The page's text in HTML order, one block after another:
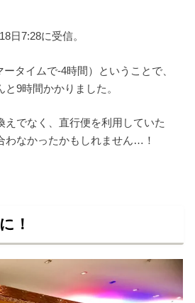
日7:28に受信。
タイムで-4時間）ということで、
9時間かかりました。
えでなく、直行便を利用していた
わなかったかもしれません…！
！